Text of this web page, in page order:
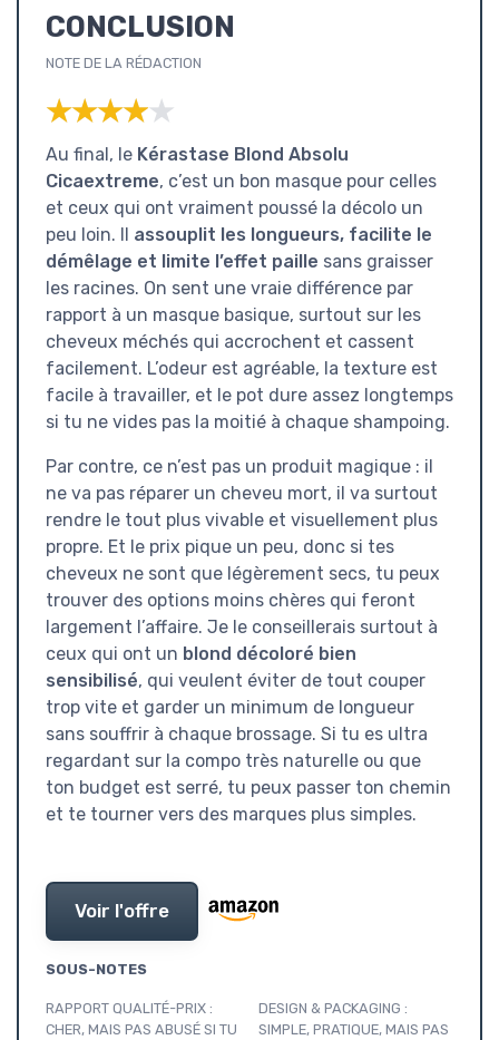
CONCLUSION
NOTE DE LA RÉDACTION
★★★★★
★★★★★
Au final, le Kérastase Blond Absolu
Cicaextreme, c’est un bon masque pour celles
et ceux qui ont vraiment poussé la décolo un
peu loin. Il assouplit les longueurs, facilite le
démêlage et limite l’effet paille sans graisser
les racines. On sent une vraie différence par
rapport à un masque basique, surtout sur les
cheveux méchés qui accrochent et cassent
facilement. L’odeur est agréable, la texture est
facile à travailler, et le pot dure assez longtemps
si tu ne vides pas la moitié à chaque shampoing.
Par contre, ce n’est pas un produit magique : il
ne va pas réparer un cheveu mort, il va surtout
rendre le tout plus vivable et visuellement plus
propre. Et le prix pique un peu, donc si tes
cheveux ne sont que légèrement secs, tu peux
trouver des options moins chères qui feront
largement l’affaire. Je le conseillerais surtout à
ceux qui ont un blond décoloré bien
sensibilisé, qui veulent éviter de tout couper
trop vite et garder un minimum de longueur
sans souffrir à chaque brossage. Si tu es ultra
regardant sur la compo très naturelle ou que
ton budget est serré, tu peux passer ton chemin
et te tourner vers des marques plus simples.
Voir l'offre
SOUS-NOTES
RAPPORT QUALITÉ-PRIX :
CHER, MAIS PAS ABUSÉ SI TU
DESIGN & PACKAGING :
SIMPLE, PRATIQUE, MAIS PAS